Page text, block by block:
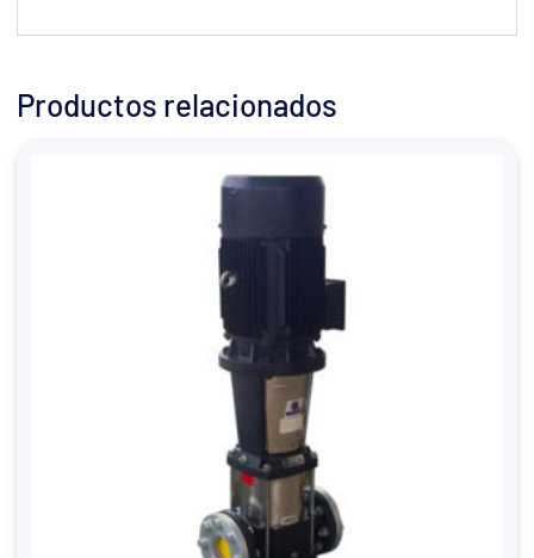
Productos relacionados